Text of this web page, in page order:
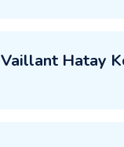
Vaillant Hatay